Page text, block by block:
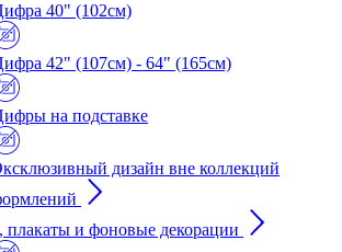
40" (102см)
42" (107см) - 64" (165см)
на подставке
дизайн вне коллекций
плакаты и фоновые декорации